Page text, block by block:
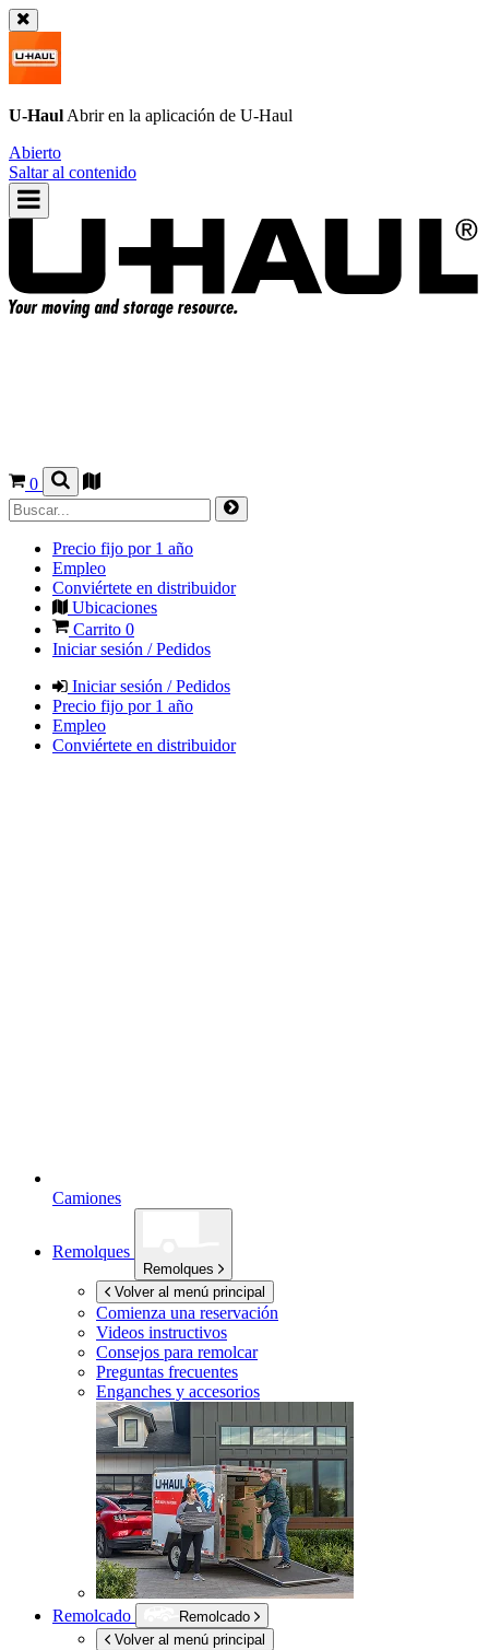
U-Haul Abrir en la aplicación de U-Haul
Abierto
Saltar al contenido
0
Precio fijo por 1 año
Empleo
Conviértete en distribuidor
Ubicaciones
Carrito 0
Iniciar sesión / Pedidos
Iniciar sesión / Pedidos
Precio fijo por 1 año
Empleo
Conviértete en distribuidor
Camiones
Remolques
Remolques
Volver al menú principal
Comienza una reservación
Videos instructivos
Consejos para remolcar
Preguntas frecuentes
Enganches y accesorios
Remolcado
Remolcado
Volver al menú principal